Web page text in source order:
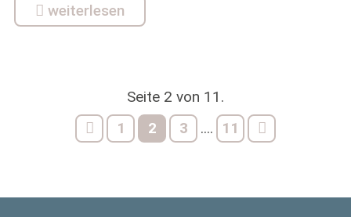
weiterlesen
Seite 2 von 11.
1
2 3 .... 11